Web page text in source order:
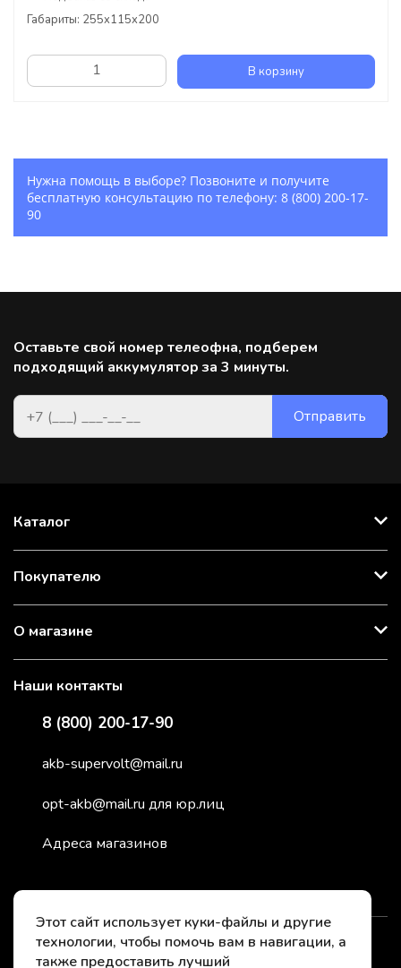
Габариты: 255x115x200
В корзину
Нужна помощь в выборе? Позвоните и получите
бесплатную консультацию по телефону: 8 (800) 200-17-
90
Оставьте свой номер телеофна, подберем
подходящий аккумулятор за 3 минуты.
Каталог
Покупателю
О магазине
Наши контакты
8 (800) 200-17-90
akb-supervolt@mail.ru
opt-akb@mail.ru для юр.лиц
Адреса магазинов
2026 © СуперВольт - заряжено энергией
Этот сайт использует куки-файлы и другие
технологии, чтобы помочь вам в навигации, а
также предоставить лучший